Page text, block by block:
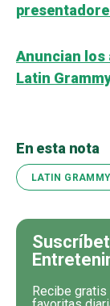
Anuncian
Latin
En esta nota
LATIN
Recibe